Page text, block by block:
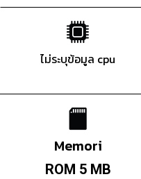
ไม่ระบุข้อมูล cpu
Memori
ROM 5 MB